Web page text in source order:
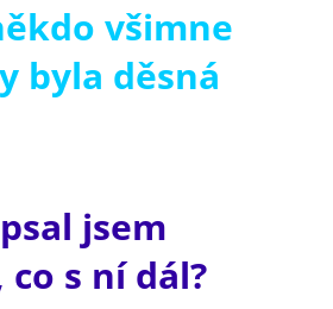
všimne
byla děsná
jsem
s ní dál?